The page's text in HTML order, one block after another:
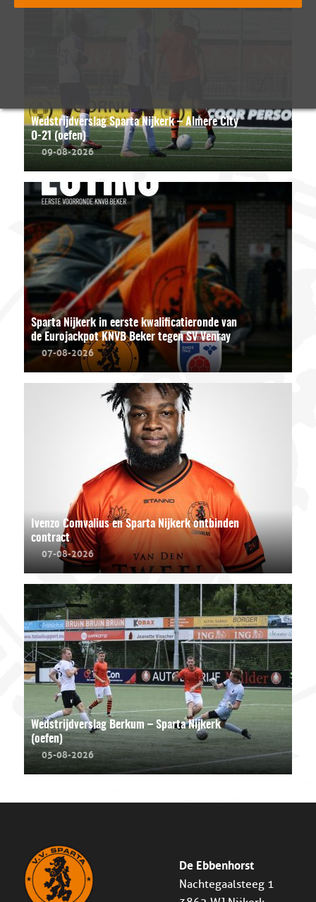
Wedstrijdverslag Sparta Nijkerk – Almere City
O-21 (oefen)
09-08-2026
Sparta Nijkerk in eerste kwalificatieronde van
de Eurojackpot KNVB Beker tegen SV Venray
07-08-2026
Ivenzo Comvalius en Sparta Nijkerk ontbinden
contract
07-08-2026
Wedstrijdverslag Berkum – Sparta Nijkerk
(oefen)
05-08-2026
De Ebbenhorst
Nachtegaalsteeg 1